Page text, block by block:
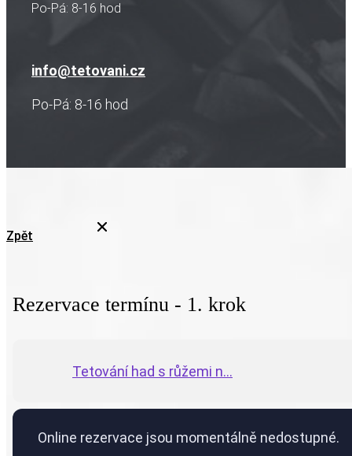
Po-Pá: 8-16 hod
info@tetovani.cz
Po-Pá: 8-16 hod
Zpět
Rezervace termínu - 1. krok
Tetování had s růžemi n...
Online rezervace jsou momentálně nedostupné.